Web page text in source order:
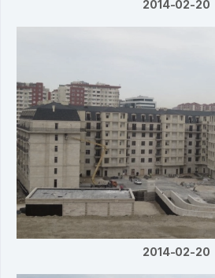
2014-02-20
2014-02-20